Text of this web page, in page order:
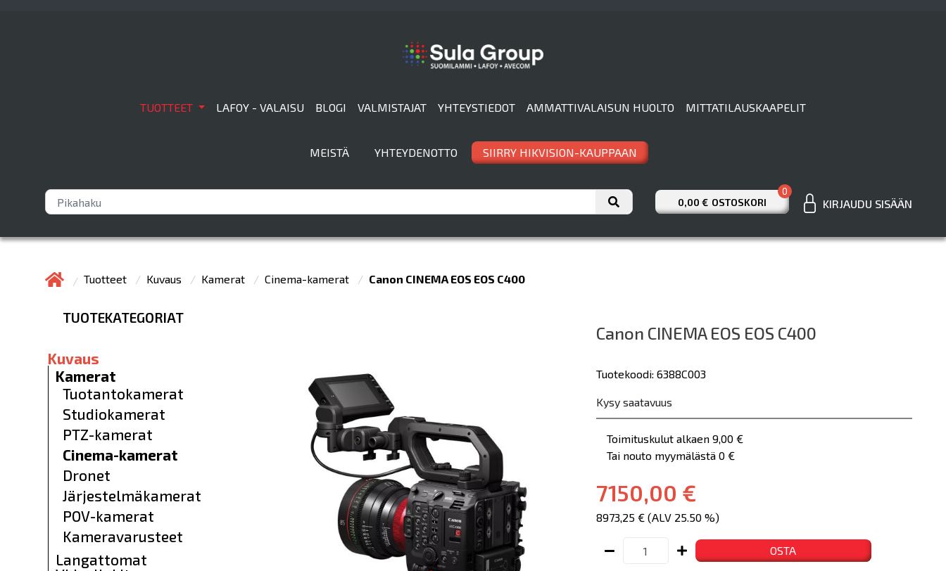
TUOTTEET LAFOY - VALAISU BLOGI VALMISTAJAT YHTEYSTIEDOT AMMATTIVALAISUN HUOLTO MITTATILAUSKAAPELIT
MEISTÄ YHTEYDENOTTO SIIRRY HIKVISION-KAUPPAAN
0,00 € OSTOSKORI
0
KIRJAUDU SISÄÄN
Tuotteet Kuvaus Kamerat Cinema-kamerat Canon CINEMA EOS EOS C400
TUOTEKATEGORIAT
Kuvaus
Kamerat
Tuotantokamerat
Studiokamerat
PTZ-kamerat
Cinema-kamerat
Dronet
Järjestelmäkamerat
POV-kamerat
Kameravarusteet
Langattomat
Canon CINEMA EOS EOS C400
Tuotekoodi: 6388C003
Kysy saatavuus
Toimituskulut alkaen 9,00 €
Tai nouto myymälästä 0 €
7150,00 €
8973,25 € (ALV 25.50 %)
OSTA